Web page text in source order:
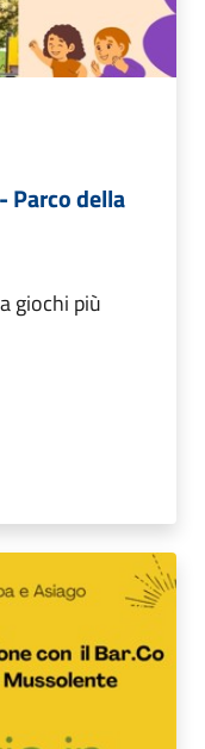
Parco della
giochi più